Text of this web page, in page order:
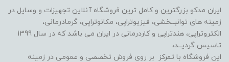
ایران مدکو بزرگترین و کامل ترین فروشگاه آنلاین تجهیزات و وسایل در
زمینه های توانبــخشی، فیزیوتراپی، مکانوتراپی، گرمادرمانی،
الکتروتراپی، هندتراپی و کاردرمانی در ایران می باشد که در سال 1399
تاسیس گردیــد،
این فروشگاه با تمرکز بر روی فروش تخصصی و عمومی در زمینه